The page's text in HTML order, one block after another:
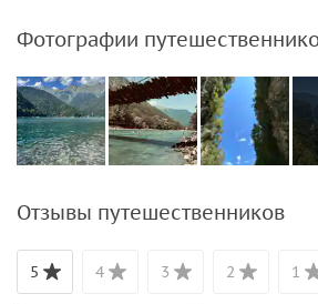
Фотографии
Отзывы путешественников
5 4 3 2 1